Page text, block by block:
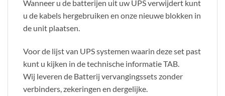
Wanneer u de batterijen uit uw UPS verwijdert kunt
u de kabels hergebruiken en onze nieuwe blokken in
de unit plaatsen.
Voor de lijst van UPS systemen waarin deze set past
kunt u kijken in de technische informatie TAB.
Wij leveren de Batterij vervangingssets zonder
verbinders, zekeringen en dergelijke.